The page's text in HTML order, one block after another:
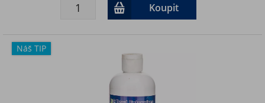
Koupit
Náš TIP